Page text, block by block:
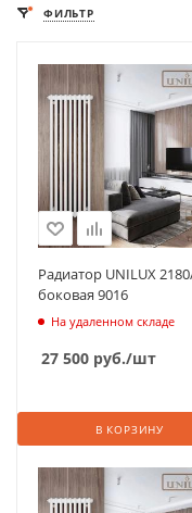
ФИЛЬТР
Радиатор UNILUX
боковая 9016
На удаленном складе
27 500 руб./шт
В КОРЗИНУ